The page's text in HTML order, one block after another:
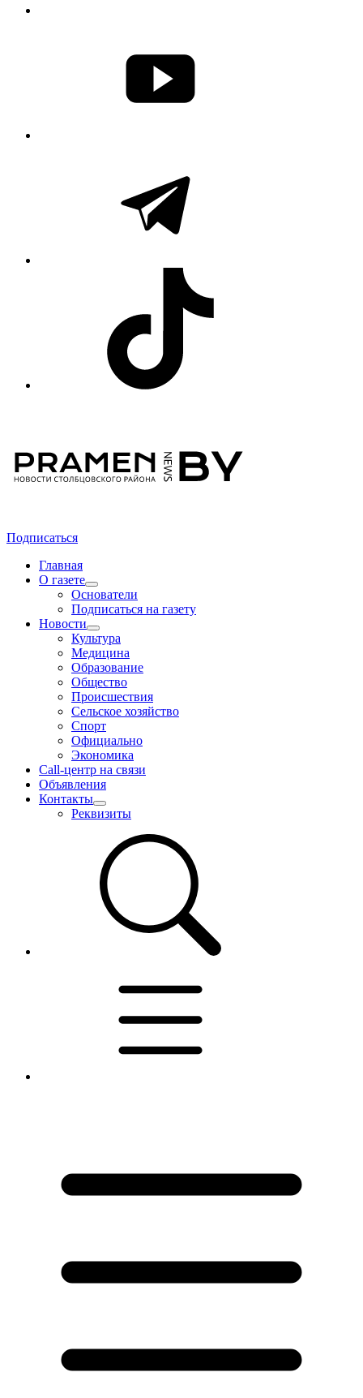
Подписаться
Главная
О газете
Основатели
Подписаться на газету
Новости
Культура
Медицина
Образование
Общество
Происшествия
Сельское хозяйство
Спорт
Официально
Экономика
Call-центр на связи
Объявления
Контакты
Реквизиты